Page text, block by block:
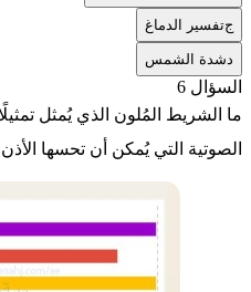
جتفسير الدماغ
شدة الشمس
السؤال 6
ما الشريط المُلون الذي يُمثل
الصوتية التي يُمكن أن تحسها الأذن